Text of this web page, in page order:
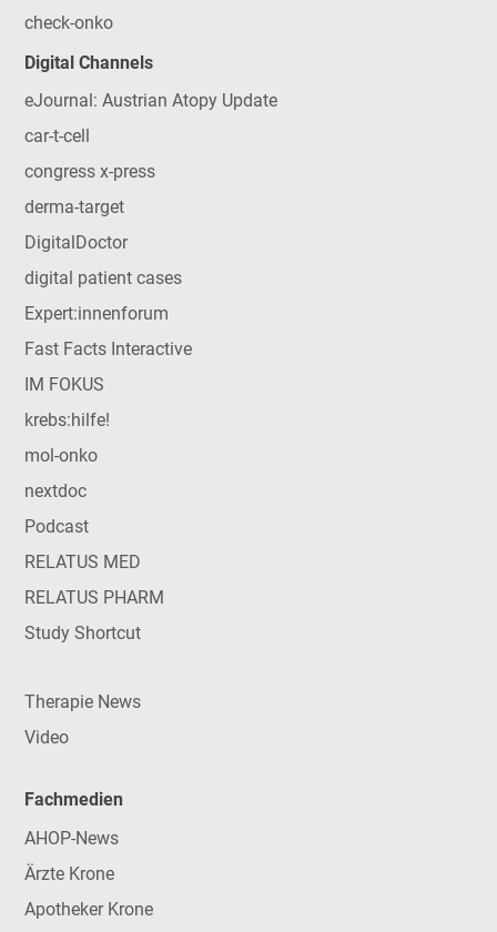
check-onko
Digital Channels
eJournal: Austrian Atopy Update
car-t-cell
congress x-press
derma-target
DigitalDoctor
digital patient cases
Expert:innenforum
Fast Facts Interactive
IM FOKUS
krebs:hilfe!
mol-onko
nextdoc
Podcast
RELATUS MED
RELATUS PHARM
Study Shortcut
Therapie News
Video
Fachmedien
AHOP-News
Ärzte Krone
Apotheker Krone